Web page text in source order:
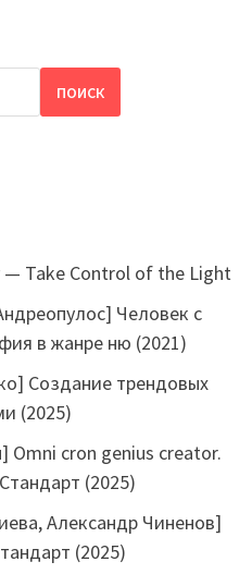
ПОИСК
— Take Control of the Light
Человек с
в жанре ню (2021)
Создание трендовых
(2025)
cron genius creator.
(2025)
Александр Чиненов]
(2025)